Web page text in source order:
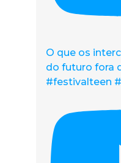
O que os
do futuro fora
#festivalteen